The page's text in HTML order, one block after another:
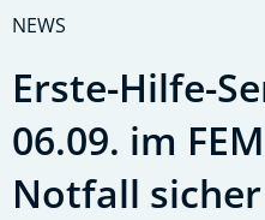
NEWS
Erste-Hilfe-
06.09. im
Notfall